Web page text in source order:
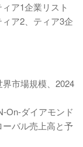
ア1企業リスト
ア2、ティア3企
市場規模、2024
ダイアモンド
ーバル売上高と予